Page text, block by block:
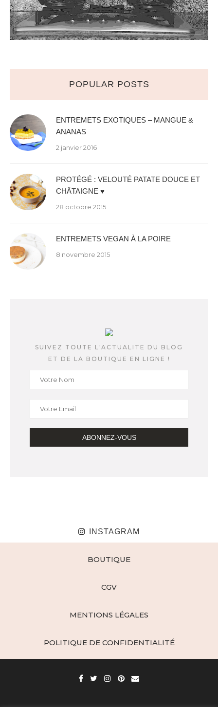
POPULAR POSTS
ENTREMETS EXOTIQUES – MANGUE &
ANANAS
2 janvier 2016
PROTÉGÉ : VELOUTÉ PATATE DOUCE ET
CHÂTAIGNE ♥
28 octobre 2015
ENTREMETS VEGAN À LA POIRE
8 novembre 2015
SUIVEZ TOUTE L'ACTUALITE DU BLOG
ET DE LA BOUTIQUE EN LIGNE !
INSTAGRAM
BOUTIQUE
CGV
MENTIONS LÉGALES
POLITIQUE DE CONFIDENTIALITÉ